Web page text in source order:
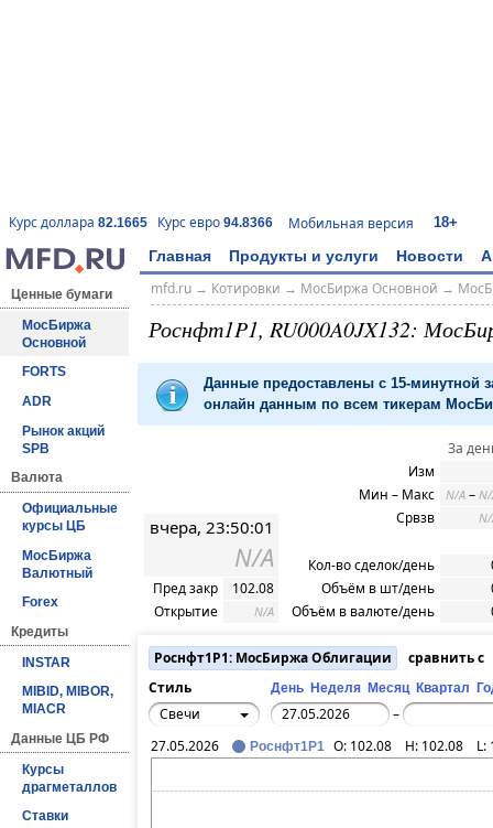
Курс доллара 82.1665 Курс евро 94.8366 Мобильная версия 18+
Главная Продукты и услуги Новости
Ценные бумаги
МосБиржа
Основной
FORTS
ADR
Рынок акций
SPB
Валюта
Официальные
курсы ЦБ
МосБиржа
Валютный
Forex
Кредиты
INSTAR
MIBID, MIBOR,
MIACR
Данные ЦБ РФ
Курсы
драгметаллов
Ставки
mfd.ru→ Котировки → МосБиржа Основной →
Роснфт1P1, RU000A0JX132:
Данные предоставлены с 15-минутной
онлайн данным по всем тикерам
вчера, 23:50:01
N/A
Пред закр
102.08
Открытие
N/A
За
Изм
Мин – Макс
N/A –
Срвзв
Кол-во сделок/день
Объём в шт/день
Объём в валюте/день
Роснфт1P1: МосБиржа Облигации
сравнить с
Стиль
День Неделя Месяц Квартал
Свечи
–
27.05.2026
Роснфт1P1 O: 102.08 H: 102.08 L: